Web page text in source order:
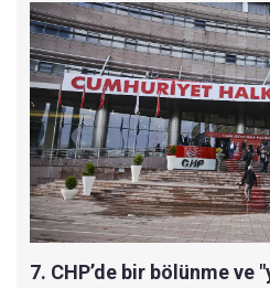
7. CHP’de bir bölünme